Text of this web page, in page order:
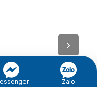
Zalo